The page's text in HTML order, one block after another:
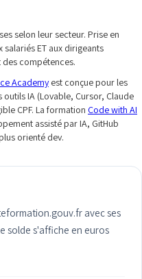
selon leur secteur. Prise en
ET aux dirigeants
compétences.
Academyest conçue pour les
IA (Lovable, Cursor, Claude
CPF. La formation Code with AI
assisté par IA, GitHub
orienté dev.
avec ses
solde s'affiche en euros